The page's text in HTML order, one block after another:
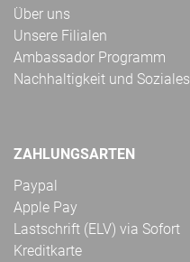
Über uns
Unsere Filialen
Ambassador Programm
Nachhaltigkeit und Soziales
ZAHLUNGSARTEN
Paypal
Apple Pay
Lastschrift (ELV) via Sofort
Kreditkarte